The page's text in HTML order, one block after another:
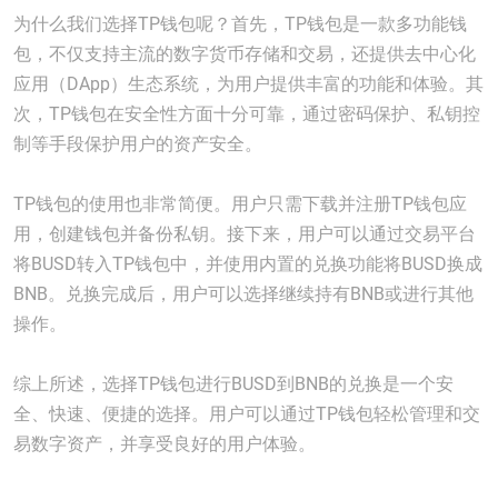
为什么我们选择TP钱包呢？首先，TP钱包是一款多功能钱
包，不仅支持主流的数字货币存储和交易，还提供去中心化
应用（DApp）生态系统，为用户提供丰富的功能和体验。其
次，TP钱包在安全性方面十分可靠，通过密码保护、私钥控
制等手段保护用户的资产安全。
TP钱包的使用也非常简便。用户只需下载并注册TP钱包应
用，创建钱包并备份私钥。接下来，用户可以通过交易平台
将BUSD转入TP钱包中，并使用内置的兑换功能将BUSD换成
BNB。兑换完成后，用户可以选择继续持有BNB或进行其他
操作。
综上所述，选择TP钱包进行BUSD到BNB的兑换是一个安
全、快速、便捷的选择。用户可以通过TP钱包轻松管理和交
易数字资产，并享受良好的用户体验。